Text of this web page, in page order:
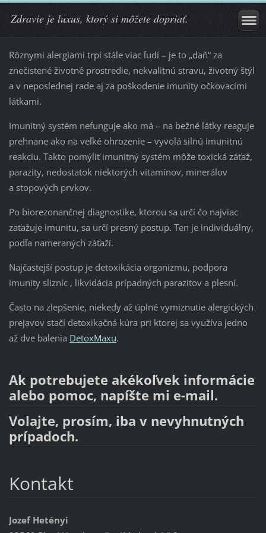
Zdravie je luxus, ktorý si môžete dopriať.
Rôznymi alergiami trpí stále viac ľudí – je to „daň“ za
znečistené životné prostredie, nekvalitnú stravu, životný štýl
a v neposlednej rade aj za poškodenie imunity očkovacími
látkami.
Imunitný systém nefunguje ako má – na bežné látky reaguje
prehnane ako na veľké ohrozenie – vyvolá silnú imunitnú
reakciu. Takto pomýliť imunitný systém môže toxická záťaž,
parazity, nedostatok niektorých vitamínov, minerálov
a stopových prvkov.
Po biorezonančnej diagnostike, ktorou sa určí čo najviac
zaťažuje imunitu, sa určí presný postup. Ten je individuálny,
podľa nameraných záťaží.
Najčastejší postup je detoxikácia organizmu, podpora
imunity slizníc , likvidácia prípadných parazitov a plesní.
Často na zlepšenie, niekedy až úplné vymiznutie alergických
prejavov stačí detoxikačná kúra pri ktorej sa využíva jedno
až dve balenia DetoxMaxu.
Ak potrebujete akékoľvek informácie
alebo pomoc, napíšte mi e-mail.
Volajte, prosím, iba v nevyhnutných
prípadoch.
Kontakt
Jozef Hetényi